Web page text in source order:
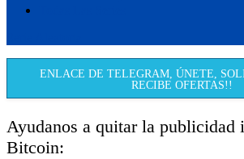
ENLACE DE TELEGRAM, ÚNETE,
RECIBE OFERTAS!!
Ayudanos a quitar la publicidad
Bitcoin: